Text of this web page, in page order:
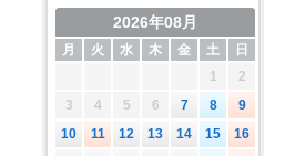
2026年08月
月 火 水 木 金 土
日
1
2
3
4 5 6 7 8
9
10
11 12 13 14 15
16